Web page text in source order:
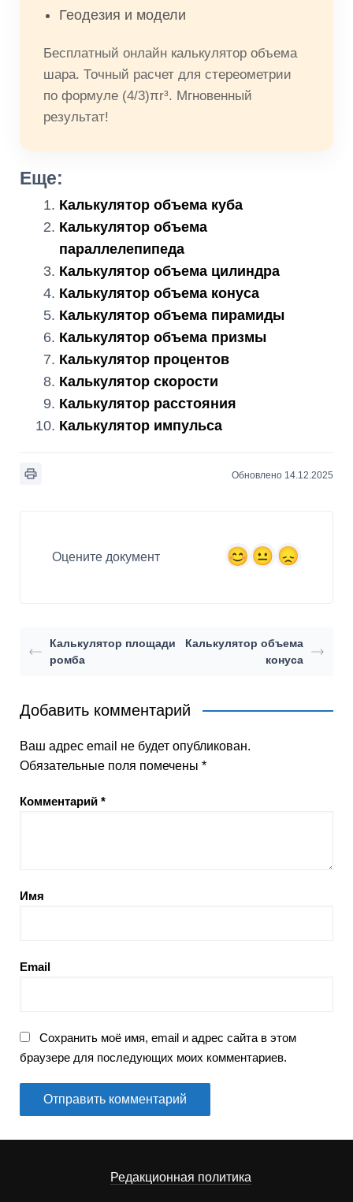
Геодезия и модели
Бесплатный онлайн калькулятор объема
шара. Точный расчет для стереометрии
по формуле (4/3)πr³. Мгновенный
результат!
Еще:
Калькулятор объема куба
Калькулятор объема
параллелепипеда
Калькулятор объема цилиндра
Калькулятор объема конуса
Калькулятор объема пирамиды
Калькулятор объема призмы
Калькулятор процентов
Калькулятор скорости
Калькулятор расстояния
Калькулятор импульса
Обновлено 14.12.2025
Оцените документ
Калькулятор площади
ромба
Калькулятор объема
конуса
Добавить комментарий
Ваш адрес email не будет опубликован.
Обязательные поля помечены *
Комментарий *
Имя
Email
Сохранить моё имя, email и адрес сайта в этом
браузере для последующих моих комментариев.
Редакционная политика